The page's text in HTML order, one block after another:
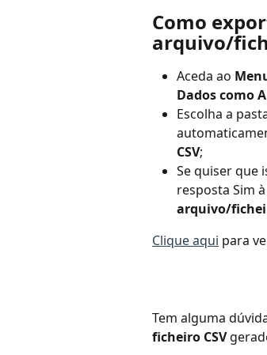
Como
arquivo/
Aceda ao
Dados como
Escolha a
CSV;
Se quiser que
resposta Sim
arquivo/
Clique aqui para
Tem alguma
ficheiro CSV